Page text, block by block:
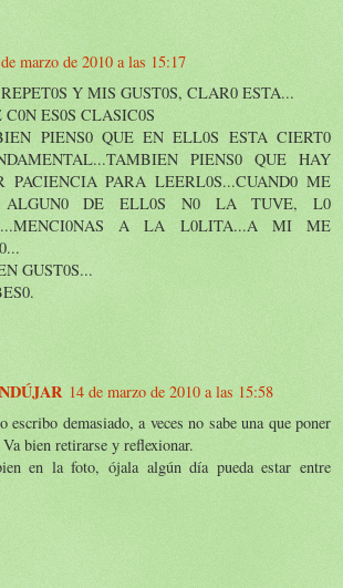
marzo de 2010 a las 15:17
Y MIS GUST0S, CLAR0 ESTA...
ES0S CLASIC0S
PIENS0 QUE EN ELL0S ESTA CIERT0
PIENS0 QUE HAY
PACIENCIA PARA LEERL0S...CUAND0 ME
DE ELL0S N0 LA TUVE, L0
A LA L0LITA...A MI ME
GUST0S...
14 de marzo de 2010 a las 15:58
escribo demasiado, a veces no sabe una que poner
bien retirarse y reflexionar.
en la foto, ójala algún día pueda estar entre